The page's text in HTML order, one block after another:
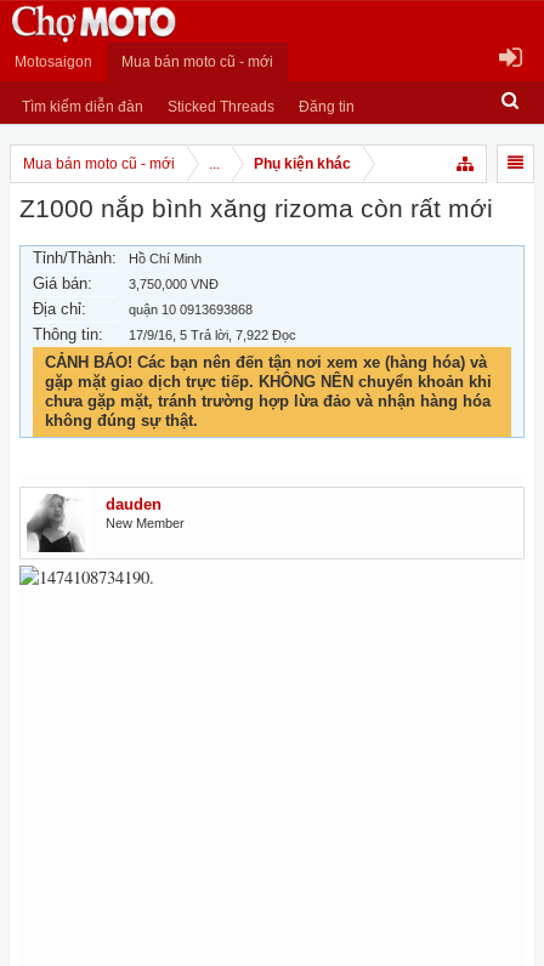
Motosaigon Mua bán moto cũ - mới
Tìm kiếm diễn đàn Sticked Threads Đăng tin
Mua bán moto cũ - mới ... Phụ kiện khác
Z1000 nắp bình xăng rizoma còn rất mới
Tỉnh/Thành: Hồ Chí Minh
Giá bán: 3,750,000 VNĐ
Địa chỉ: quận 10 0913693868
Thông tin: 17/9/16 , 5 Trả lời, 7,922 Đọc
CẢNH BÁO! Các bạn nên đến tận nơi xem xe (hàng hóa) và
gặp mặt giao dịch trực tiếp. KHÔNG NÊN chuyển khoản khi
chưa gặp mặt, tránh trường hợp lừa đảo và nhận hàng hóa
không đúng sự thật.
dauden
New Member